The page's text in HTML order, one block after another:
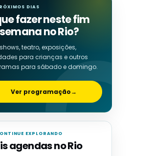
DIAS
fazer neste fim
no Rio?
teatro, exposições,
para crianças e outros
para sábado e domingo.
Ver programação→
EXPLORANDO
agendas no Rio